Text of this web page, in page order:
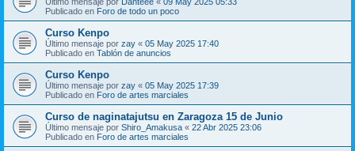
Publicado en Foro de todo un poco
Curso Kenpo
Último mensaje por zay « 05 May 2025 17:40
Publicado en Tablón de anuncios
Curso Kenpo
Último mensaje por zay « 05 May 2025 17:39
Publicado en Foro de artes marciales
Curso de naginatajutsu en Zaragoza 15 de Junio
Último mensaje por Shiro_Amakusa « 22 Abr 2025 23:06
Publicado en Foro de artes marciales